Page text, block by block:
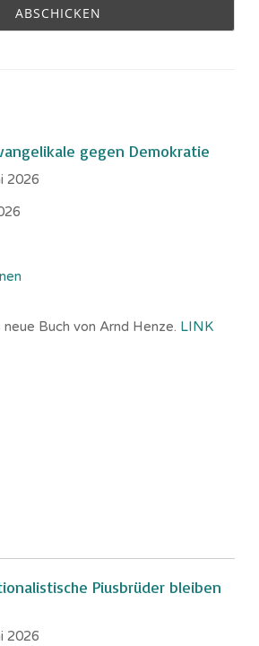
gegen Demokratie
2026
neue Buch von Arnd Henze. LINK
Piusbrüder bleiben
2026